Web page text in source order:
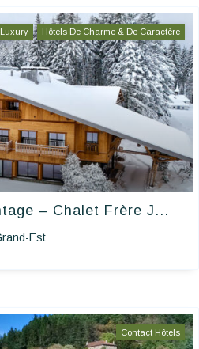
Hôtels De Charme & De Caractère
– Chalet Frère J...
Est
Contact Hôtels